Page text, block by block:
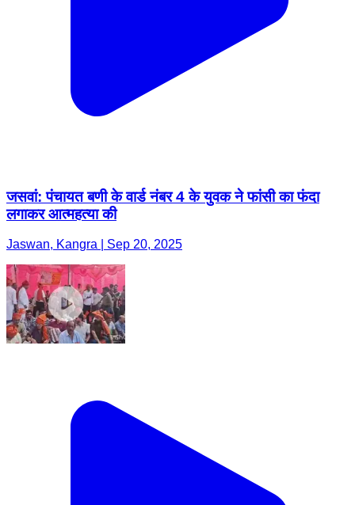
जसवां: पंचायत बणी के वार्ड नंबर 4 के युवक ने फांसी का फंदा
लगाकर आत्महत्या की
Jaswan, Kangra | Sep 20, 2025